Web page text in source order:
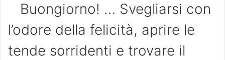
Buongiorno! … Svegliarsi con
l’odore della felicità, aprire le
tende sorridenti e trovare il